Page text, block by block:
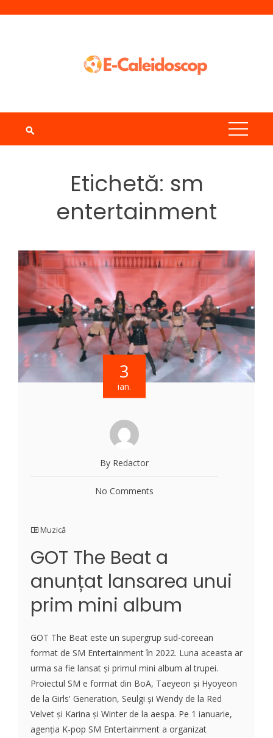
Etichetă: sm
entertainment
3
ian.
By Redactor
No Comments
Muzică
GOT The Beat a
anunțat lansarea unui
prim mini album
GOT The Beat este un supergrup sud-coreean
format de SM Entertainment în 2022. Luna aceasta ar
urma sa fie lansat și primul mini album al trupei.
Proiectul SM e format din BoA, Taeyeon și Hyoyeon
de la Girls' Generation, Seulgi și Wendy de la Red
Velvet și Karina și Winter de la aespa. Pe 1 ianuarie,
agenția K-pop SM Entertainment a organizat